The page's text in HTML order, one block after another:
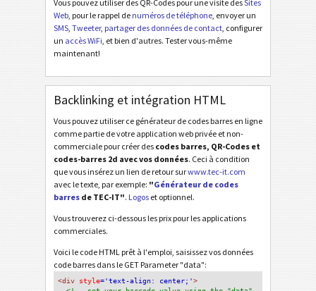
Vous pouvez utiliser des QR-Codes pour une visite desSites
Web , pour le rappel de numéros de téléphone , envoyer un
SMS Tweeter, partager des données de contact , configurer
un accès WiFi , et bien d'autres. Tester vous-même
maintenant!
Backlinking et intégration HTML
Vous pouvez utiliser ce générateur de codes barres en ligne
comme partie de votre application web privée et non-
commerciale pour créer des codes barres, QR-Codes et
codes-barres 2d avec vos données. Ceci à condition
que vous insérez un lien de retour surwww.tec-it.com
avec le texte, par exemple: "Générateur de codes
barres de TEC-IT". Logos et optionnel.
Vous trouverez ci-dessous les prix pour les applications
commerciales.
Voici le code HTML prêt à l'emploi, saisissez vos données
code barres dans le GET Parameter "data":
<div style='text-align: center;'>